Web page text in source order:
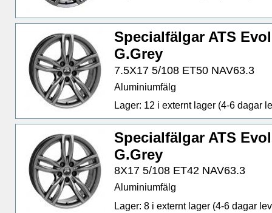
Specialfälgar ATS
G.Grey
7.5X17 5/108 ET50 NAV63.3
Aluminiumfälg
Lager: 12 i externt lager (4-6 dagar
Specialfälgar ATS
G.Grey
8X17 5/108 ET42 NAV63.3
Aluminiumfälg
Lager: 8 i externt lager (4-6 dagar